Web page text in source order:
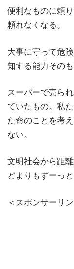
便利なものに頼
頼れなくなる。
大事に守って危
知する能力その
スーパーで売ら
ていたもの。私
た命のことを考
ない。
文明社会から距
どよりもずーっと
＜スポンサーリ